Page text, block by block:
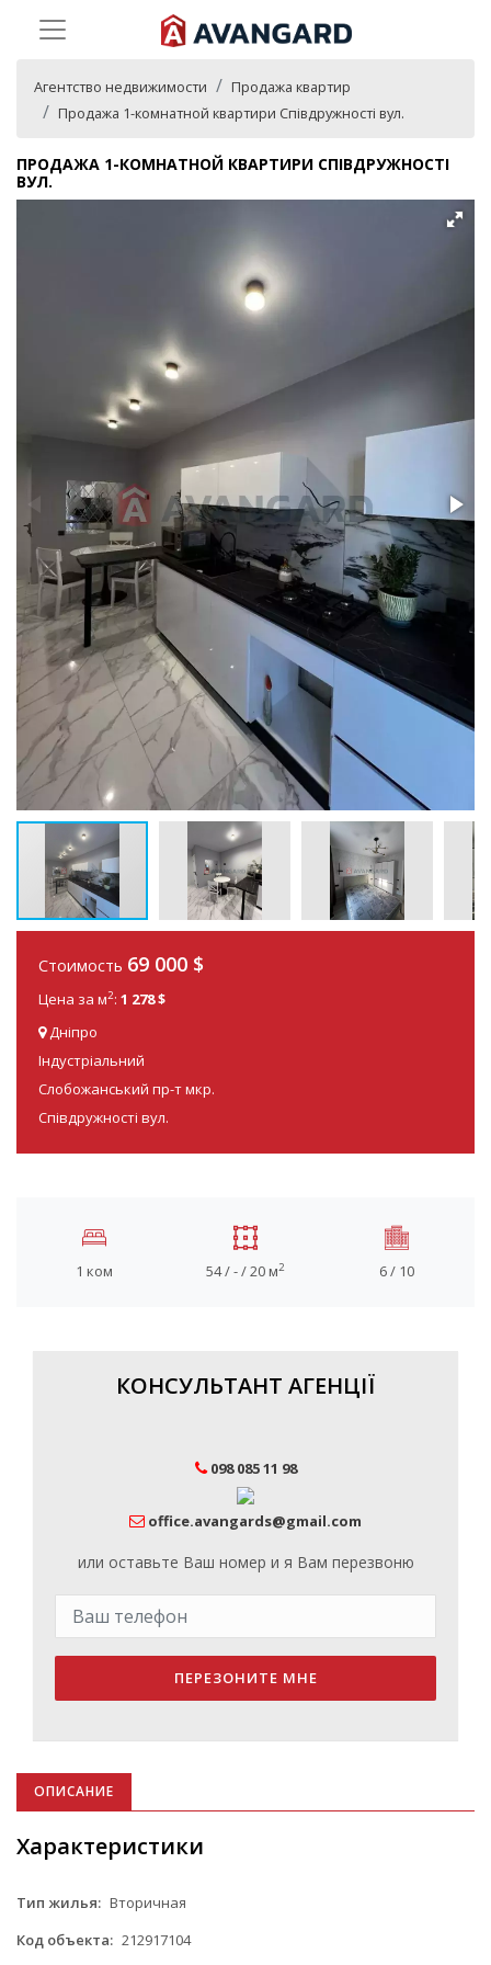
Агентство недвижимости
Продажа квартир
Продажа 1-комнатной квартири Співдружності вул.
ПРОДАЖА 1-КОМНАТНОЙ КВАРТИРИ СПІВДРУЖНОСТІ
ВУЛ.
Стоимость 69 000 $
Цена за м2: 1 278 $
Дніпро
Індустріальний
Слобожанський пр-т мкр.
Співдружності вул.
1 ком 54 / - / 20 м2 6 / 10
КОНСУЛЬТАНТ АГЕНЦІЇ
098 085 11 98
office.avangards@gmail.com
или оставьте Ваш номер и я Вам перезвоню
ПЕРЕЗОНИТЕ МНЕ
ОПИСАНИЕ
Характеристики
Тип жилья: Вторичная
Код объекта: 212917104